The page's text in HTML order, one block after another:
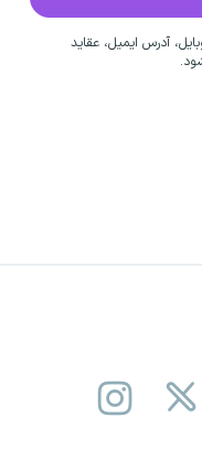
آدرس ایمیل، عقاید